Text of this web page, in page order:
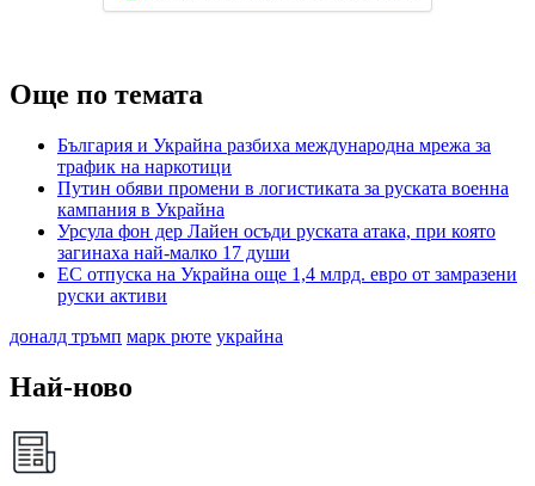
Още по темата
България и Украйна разбиха международна мрежа за
трафик на наркотици
Путин обяви промени в логистиката за руската военна
кампания в Украйна
Урсула фон дер Лайен осъди руската атака, при която
загинаха най-малко 17 души
ЕС отпуска на Украйна още 1,4 млрд. евро от замразени
руски активи
доналд тръмп марк рюте украйна
Най-ново